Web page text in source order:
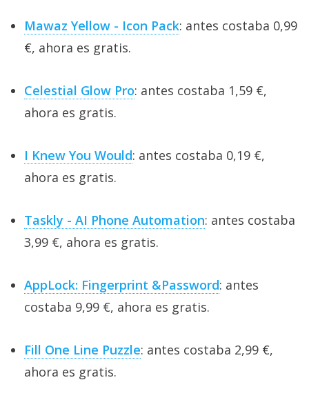
Mawaz Yellow - Icon Pack: antes costaba 0,99
€, ahora es gratis.
Celestial Glow Pro: antes costaba 1,59 €,
ahora es gratis.
I Knew You Would: antes costaba 0,19 €,
ahora es gratis.
Taskly - AI Phone Automation: antes costaba
3,99 €, ahora es gratis.
AppLock: Fingerprint &Password: antes
costaba 9,99 €, ahora es gratis.
Fill One Line Puzzle: antes costaba 2,99 €,
ahora es gratis.